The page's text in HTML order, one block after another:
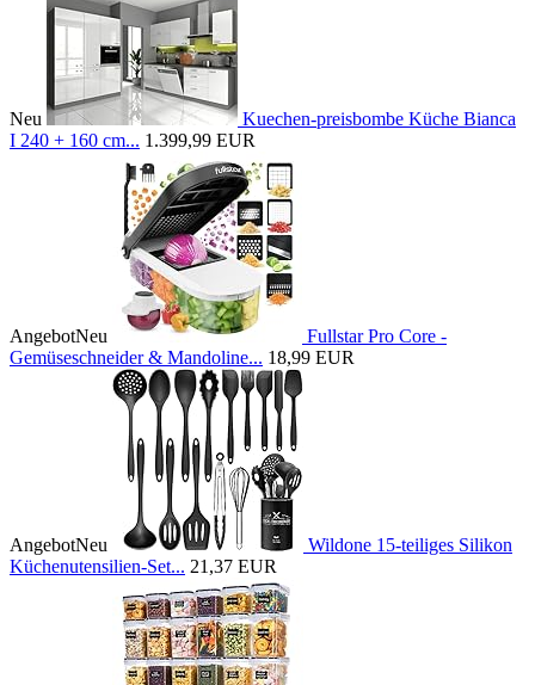
Neu
Kuechen-preisbombe Küche Bianca
I 240 + 160 cm... 1.399,99 EUR
AngebotNeu
Fullstar Pro Core -
Gemüseschneider & Mandoline... 18,99 EUR
AngebotNeu
Wildone 15-teiliges Silikon
Küchenutensilien-Set... 21,37 EUR